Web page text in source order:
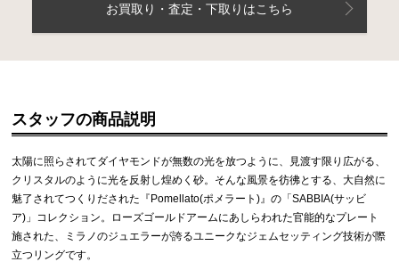
お買取り・査定・下取りはこちら
スタッフの商品説明
太陽に照らされてダイヤモンドが無数の光を放つように、見渡す限り広がる、
クリスタルのように光を反射し煌めく砂。そんな風景を彷彿とする、大自然に
魅了されてつくりだされた『Pomellato(ポメラート)』の「SABBIA(サッビ
ア)」コレクション。ローズゴールドアームにあしらわれた官能的なプレート
施された、ミラノのジュエラーが誇るユニークなジェムセッティング技術が際
立つリングです。